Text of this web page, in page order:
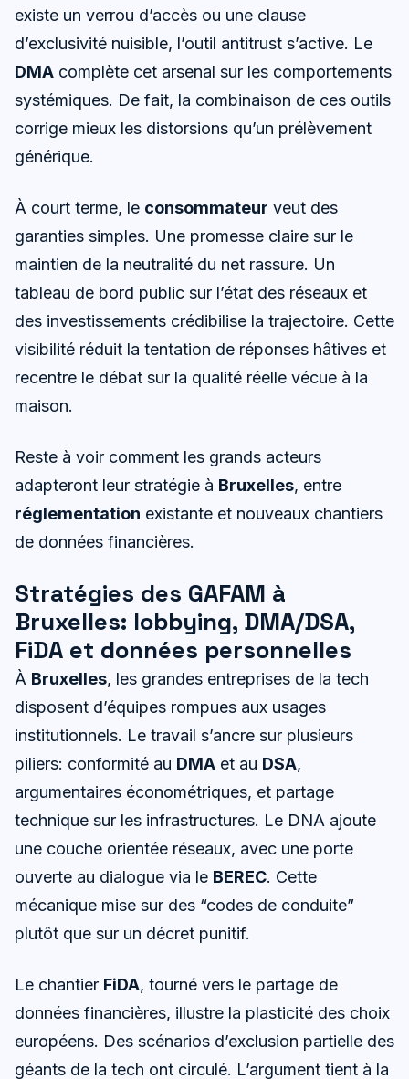
existe un verrou d’accès ou une clause
d’exclusivité nuisible, l’outil antitrust s’active. Le
DMA complète cet arsenal sur les comportements
systémiques. De fait, la combinaison de ces outils
corrige mieux les distorsions qu’un prélèvement
générique.
À court terme, le consommateur veut des
garanties simples. Une promesse claire sur le
maintien de la neutralité du net rassure. Un
tableau de bord public sur l’état des réseaux et
des investissements crédibilise la trajectoire. Cette
visibilité réduit la tentation de réponses hâtives et
recentre le débat sur la qualité réelle vécue à la
maison.
Reste à voir comment les grands acteurs
adapteront leur stratégie à Bruxelles, entre
réglementation existante et nouveaux chantiers
de données financières.
Stratégies des GAFAM à
Bruxelles: lobbying, DMA/DSA,
FiDA et données personnelles
À Bruxelles, les grandes entreprises de la tech
disposent d’équipes rompues aux usages
institutionnels. Le travail s’ancre sur plusieurs
piliers: conformité au DMA et au DSA,
argumentaires économétriques, et partage
technique sur les infrastructures. Le DNA ajoute
une couche orientée réseaux, avec une porte
ouverte au dialogue via le BEREC. Cette
mécanique mise sur des “codes de conduite”
plutôt que sur un décret punitif.
Le chantier FiDA, tourné vers le partage de
données financières, illustre la plasticité des choix
européens. Des scénarios d’exclusion partielle des
géants de la tech ont circulé. L’argument tient à la